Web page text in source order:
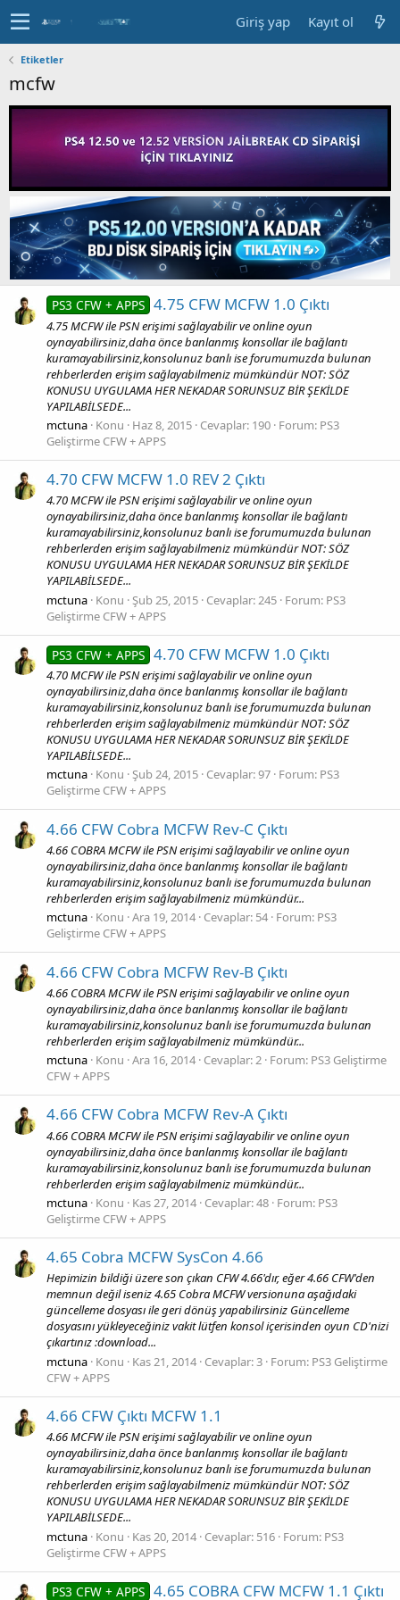
Giriş yap Kayıt ol
Etiketler
mcfw
PS3 CFW + APPS 4.75 CFW MCFW 1.0 Çıktı
4.75 MCFW ile PSN erişimi sağlayabilir ve online oyun
oynayabilirsiniz,daha önce banlanmış konsollar ile bağlantı
kuramayabilirsiniz,konsolunuz banlı ise forumumuzda bulunan
rehberlerden erişim sağlayabilmeniz mümkündür NOT: SÖZ
KONUSU UYGULAMA HER NEKADAR SORUNSUZ BİR ŞEKİLDE
YAPILABİLSEDE...
mctuna Konu Haz 8, 2015 Cevaplar: 190 Forum: PS3
Geliştirme CFW + APPS
4.70 CFW MCFW 1.0 REV 2 Çıktı
4.70 MCFW ile PSN erişimi sağlayabilir ve online oyun
oynayabilirsiniz,daha önce banlanmış konsollar ile bağlantı
kuramayabilirsiniz,konsolunuz banlı ise forumumuzda bulunan
rehberlerden erişim sağlayabilmeniz mümkündür NOT: SÖZ
KONUSU UYGULAMA HER NEKADAR SORUNSUZ BİR ŞEKİLDE
YAPILABİLSEDE...
mctuna Konu Şub 25, 2015 Cevaplar: 245 Forum: PS3
Geliştirme CFW + APPS
PS3 CFW + APPS 4.70 CFW MCFW 1.0 Çıktı
4.70 MCFW ile PSN erişimi sağlayabilir ve online oyun
oynayabilirsiniz,daha önce banlanmış konsollar ile bağlantı
kuramayabilirsiniz,konsolunuz banlı ise forumumuzda bulunan
rehberlerden erişim sağlayabilmeniz mümkündür NOT: SÖZ
KONUSU UYGULAMA HER NEKADAR SORUNSUZ BİR ŞEKİLDE
YAPILABİLSEDE...
mctuna Konu Şub 24, 2015 Cevaplar: 97 Forum: PS3
Geliştirme CFW + APPS
4.66 CFW Cobra MCFW Rev-C Çıktı
4.66 COBRA MCFW ile PSN erişimi sağlayabilir ve online oyun
oynayabilirsiniz,daha önce banlanmış konsollar ile bağlantı
kuramayabilirsiniz,konsolunuz banlı ise forumumuzda bulunan
rehberlerden erişim sağlayabilmeniz mümkündür...
mctuna Konu Ara 19, 2014 Cevaplar: 54 Forum: PS3
Geliştirme CFW + APPS
4.66 CFW Cobra MCFW Rev-B Çıktı
4.66 COBRA MCFW ile PSN erişimi sağlayabilir ve online oyun
oynayabilirsiniz,daha önce banlanmış konsollar ile bağlantı
kuramayabilirsiniz,konsolunuz banlı ise forumumuzda bulunan
rehberlerden erişim sağlayabilmeniz mümkündür...
mctuna Konu Ara 16, 2014 Cevaplar: 2 Forum: PS3 Geliştirme
CFW + APPS
4.66 CFW Cobra MCFW Rev-A Çıktı
4.66 COBRA MCFW ile PSN erişimi sağlayabilir ve online oyun
oynayabilirsiniz,daha önce banlanmış konsollar ile bağlantı
kuramayabilirsiniz,konsolunuz banlı ise forumumuzda bulunan
rehberlerden erişim sağlayabilmeniz mümkündür...
mctuna Konu Kas 27, 2014 Cevaplar: 48 Forum: PS3
Geliştirme CFW + APPS
4.65 Cobra MCFW SysCon 4.66
Hepimizin bildiği üzere son çıkan CFW 4.66'dır, eğer 4.66 CFW'den
memnun değil iseniz 4.65 Cobra MCFW versionuna aşağıdaki
güncelleme dosyası ile geri dönüş yapabilirsiniz Güncelleme
dosyasını yükleyeceğiniz vakit lütfen konsol içerisinden oyun CD'nizi
çıkartınız :download...
mctuna Konu Kas 21, 2014 Cevaplar: 3 Forum: PS3 Geliştirme
CFW + APPS
4.66 CFW Çıktı MCFW 1.1
4.66 MCFW ile PSN erişimi sağlayabilir ve online oyun
oynayabilirsiniz,daha önce banlanmış konsollar ile bağlantı
kuramayabilirsiniz,konsolunuz banlı ise forumumuzda bulunan
rehberlerden erişim sağlayabilmeniz mümkündür NOT: SÖZ
KONUSU UYGULAMA HER NEKADAR SORUNSUZ BİR ŞEKİLDE
YAPILABİLSEDE...
mctuna Konu Kas 20, 2014 Cevaplar: 516 Forum: PS3
Geliştirme CFW + APPS
PS3 CFW + APPS 4.65 COBRA CFW MCFW 1.1 Çıktı